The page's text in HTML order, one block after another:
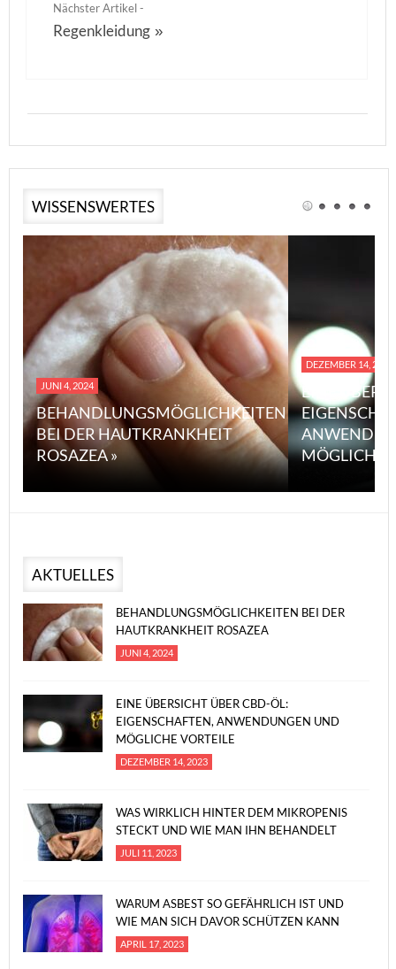
Nächster Artikel -
Regenkleidung »
WISSENSWERTES
JUNI 4, 2024
BEHANDLUNGSMÖGLICHKEITEN
BEI DER HAUTKRANKHEIT
ROSAZEA »
DEZEMBER 14, 2023
EINE
MÖGLICHE
AKTUELLES
BEHANDLUNGSMÖGLICHKEITEN BEI DER
HAUTKRANKHEIT ROSAZEA
JUNI 4, 2024
EINE ÜBERSICHT ÜBER CBD-ÖL:
EIGENSCHAFTEN, ANWENDUNGEN UND
MÖGLICHE VORTEILE
DEZEMBER 14, 2023
WAS WIRKLICH HINTER DEM MIKROPENIS
STECKT UND WIE MAN IHN BEHANDELT
JULI 11, 2023
WARUM ASBEST SO GEFÄHRLICH IST UND
WIE MAN SICH DAVOR SCHÜTZEN KANN
APRIL 17, 2023